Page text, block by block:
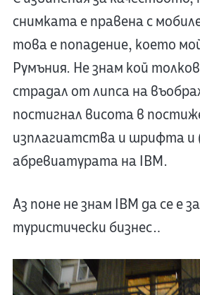
снимката е правена с
това е попадение, което
Румъния. Не знам кой
страдал от липса на
постигнал висота в
изплагиатства и шрифта и
абревиатурата на IBM.
Аз поне не знам IBM да се е
туристически бизнес…